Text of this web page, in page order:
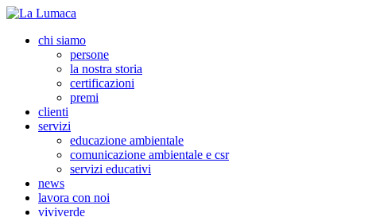
chi siamo
persone
la nostra storia
certificazioni
premi
clienti
servizi
educazione ambientale
comunicazione ambientale e csr
servizi educativi
news
lavora con noi
viviverde